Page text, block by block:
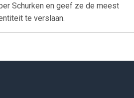
Schurken en geef ze de meest
te verslaan.